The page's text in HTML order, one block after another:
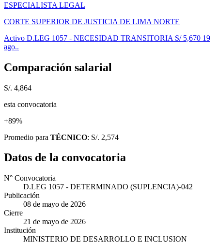
ESPECIALISTA LEGAL
CORTE SUPERIOR DE JUSTICIA DE LIMA NORTE
Activo D.LEG 1057 - NECESIDAD TRANSITORIA S/ 5,670 19
ago..
Comparación salarial
S/. 4,864
esta convocatoria
+89%
Promedio para TÉCNICO: S/. 2,574
Datos de la convocatoria
N° Convocatoria
D.LEG 1057 - DETERMINADO (SUPLENCIA)-042
Publicación
08 de mayo de 2026
Cierre
21 de mayo de 2026
Institución
MINISTERIO DE DESARROLLO E INCLUSION